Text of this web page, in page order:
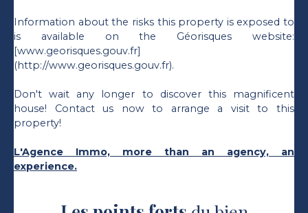
Information about the risks this property is exposed to
is available on the Géorisques website:
[www.georisques.gouv.fr]
(http://www.georisques.gouv.fr).
Don't wait any longer to discover this magnificent
house! Contact us now to arrange a visit to this
property!
L'Agence Immo, more than an agency, an
experience.